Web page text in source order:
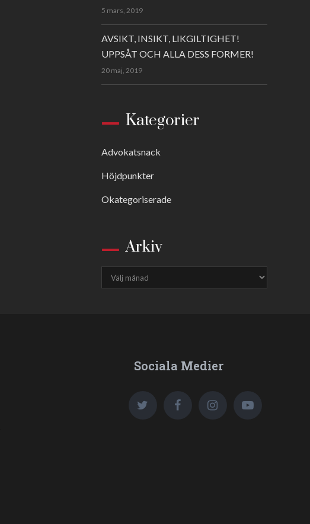
5 mars, 2019
AVSIKT, INSIKT, LIKGILTIGHET!
UPPSÅT OCH ALLA DESS FORMER!
20 maj, 2019
Kategorier
Advokatsnack
Höjdpunkter
Okategoriserade
Arkiv
Sociala Medier